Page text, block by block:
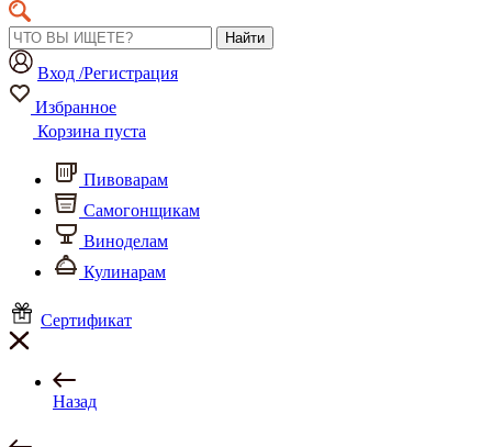
Найти
Вход /Регистрация
Избранное
Корзина пуста
Пивоварам
Самогонщикам
Виноделам
Кулинарам
Сертификат
Назад